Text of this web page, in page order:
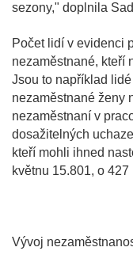
sezony," doplnila
Počet lidí v evidenci
nezaměstnané, kteří
Jsou to například
nezaměstnané ženy
nezaměstnaní v
dosažitelných
kteří mohli ihned
květnu 15.801, o
Vývoj